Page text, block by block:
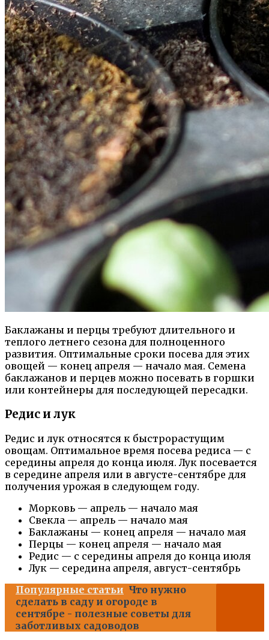
Баклажаны и перцы требуют длительного и
теплого летнего сезона для полноценного
развития. Оптимальные сроки посева для этих
овощей — конец апреля — начало мая. Семена
баклажанов и перцев можно посевать в горшки
или контейнеры для последующей пересадки.
Редис и лук
Редис и лук относятся к быстрорастущим
овощам. Оптимальное время посева редиса — с
середины апреля до конца июля. Лук посевается
в середине апреля или в августе-сентябре для
получения урожая в следующем году.
Морковь — апрель — начало мая
Свекла — апрель — начало мая
Баклажаны — конец апреля — начало мая
Перцы — конец апреля — начало мая
Редис — с середины апреля до конца июля
Лук — середина апреля, август-сентябрь
Популярные статьи Что нужно
сделать в саду и огороде в
сентябре - полезные советы для
заботливых садоводов